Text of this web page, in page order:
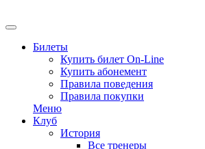
Билеты
Купить билет On-Line
Купить абонемент
Правила поведения
Правила покупки
Меню
Клуб
История
Все тренеры